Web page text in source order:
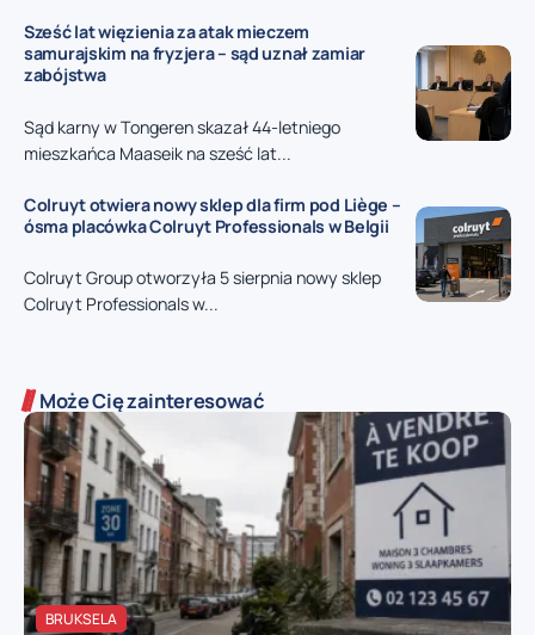
Sześć lat więzienia za atak mieczem
samurajskim na fryzjera – sąd uznał zamiar
zabójstwa
Sąd karny w Tongeren skazał 44-letniego
mieszkańca Maaseik na sześć lat...
Colruyt otwiera nowy sklep dla firm pod Liège –
ósma placówka Colruyt Professionals w Belgii
Colruyt Group otworzyła 5 sierpnia nowy sklep
Colruyt Professionals w...
Może Cię zainteresować
BRUKSELA